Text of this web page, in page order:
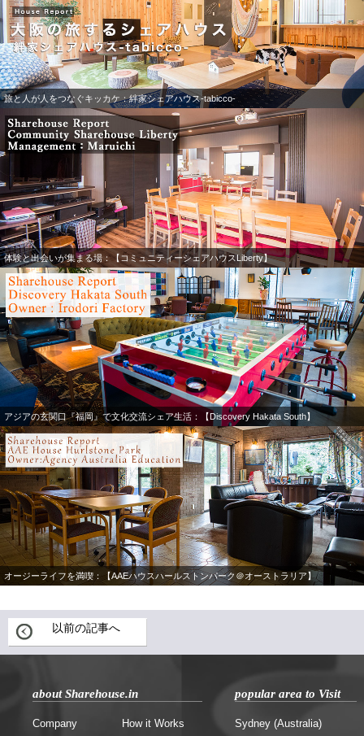
旅と人が人をつなぐキッカケ：絆家シェアハウス-tabicco-
体験と出会いが集まる場：【コミュニティーシェアハウスLiberty】
アジアの玄関口『福岡』で文化交流シェア生活：【Discovery Hakata South】
オージーライフを満喫：【AAEハウスハールストンパーク＠オーストラリア】
以前の記事へ
about Sharehouse.in
Company How it Works
popular area to Visit
Sydney (Australia)